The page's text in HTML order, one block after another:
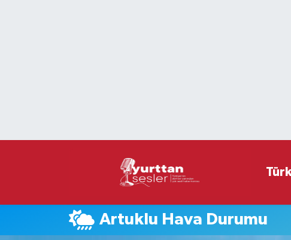
Artuklu Hava Durumu
Süper Lig Puan Durumu ve Fikstür
Son Dakika Haberleri